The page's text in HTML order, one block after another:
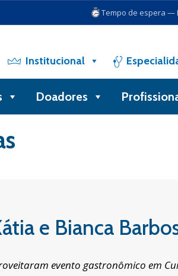
Tempo de espera —
Institucional
Doadores
e Bianca
evento gastronômico em